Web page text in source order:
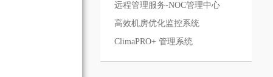
远程管理服务-NOC管理中心
高效机房优化监控系统
ClimaPRO+ 管理系统